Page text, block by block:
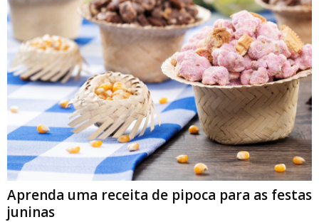
Aprenda uma receita de pipoca para as festas
juninas